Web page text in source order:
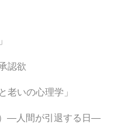
認欲
老いの心理学」
―人間が引退する日―